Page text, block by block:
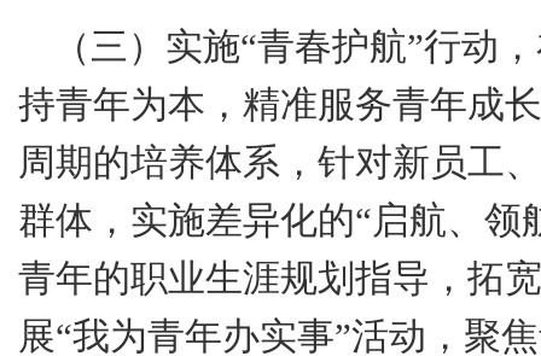
（三）实施“青春护航”行动
持青年为本，精准服务青年成
周期的培养体系，针对新员工
群体，实施差异化的“启航、领
青年的职业生涯规划指导，拓
展“我为青年办实事”活动，聚